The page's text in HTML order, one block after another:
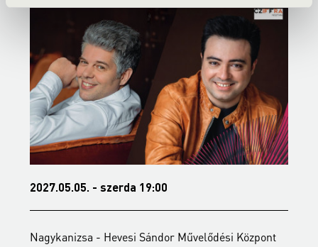
2027.05.05. - szerda 19:00
Nagykanizsa - Hevesi Sándor Művelődési Központ